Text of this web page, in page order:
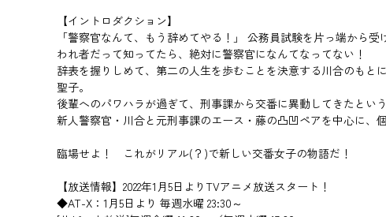
【イントロダクション】
「警察官なんて、もう辞めてやる！」 公務員試験を片っ端から
われ者だって知ってたら、絶対に警察官になんてなってない！
辞表を握りしめて、第二の人生を歩むことを決意する川合のも
聖子。
後輩へのパワハラが過ぎて、刑事課から交番に異動してきたと
新人警察官・川合と元刑事課のエース・藤の凸凹ペアを中心に、
臨場せよ！ これがリアル(？)で新しい交番女子の物語だ！
【放送情報】2022年1月5日よりTVアニメ放送スタート！
◆AT-X：1月5日より 毎週水曜 23:30～